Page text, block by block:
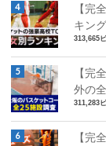
【完
キン
313,665
【完
外の
311,283
【完